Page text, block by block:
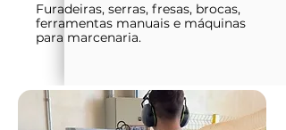
Furadeiras, serras, fresas, brocas,
ferramentas manuais e máquinas
para marcenaria.